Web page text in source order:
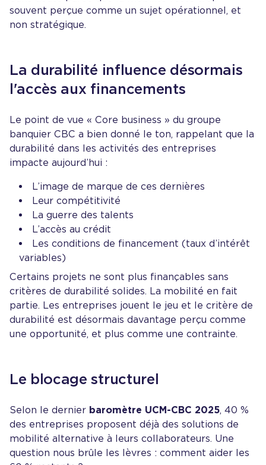
souvent perçue comme un sujet opérationnel, et
non stratégique.
La durabilité influence désormais
l'accès aux financements
Le point de vue « Core business » du groupe
banquier CBC a bien donné le ton, rappelant que la
durabilité dans les activités des entreprises
impacte aujourd’hui :
L’image de marque de ces dernières
Leur compétitivité
La guerre des talents
L’accès au crédit
Les conditions de financement (taux d’intérêt
variables)
Certains projets ne sont plus finançables sans
critères de durabilité solides. La mobilité en fait
partie. Les entreprises jouent le jeu et le critère de
durabilité est désormais davantage perçu comme
une opportunité, et plus comme une contrainte.
Le blocage structurel
Selon le dernier baromètre UCM-CBC 2025, 40 %
des entreprises proposent déjà des solutions de
mobilité alternative à leurs collaborateurs. Une
question nous brûle les lèvres : comment aider les